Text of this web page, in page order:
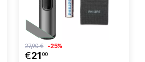
€21 00
27,90 € -25%